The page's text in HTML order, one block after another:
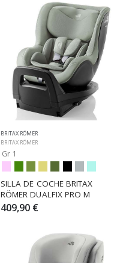
BRITAX RÖMER
BRITAX RÖMER
Gr 1
SILLA DE COCHE BRITAX
RÖMER DUALFIX PRO M
409,90 €